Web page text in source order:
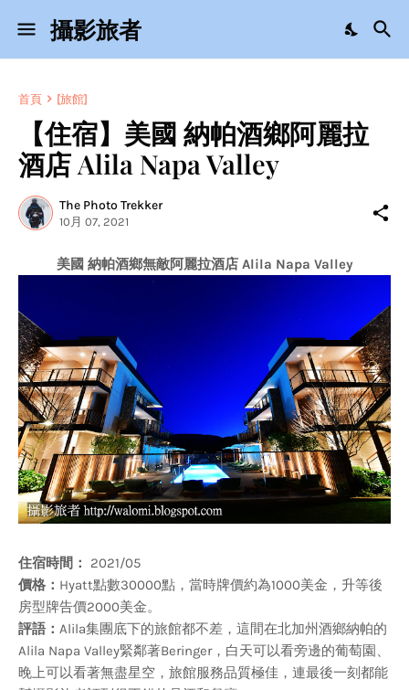
攝影旅者
首頁 [旅館]
【住宿】美國 納帕酒鄉阿麗拉
酒店 Alila Napa Valley
The Photo Trekker
10月 07, 2021
美國 納帕酒鄉無敵阿麗拉酒店 Alila Napa Valley
住宿時間：
2021/05
價格： Hyatt點數30000點，當時牌價約為1000美金，升等後
房型牌告價2000美金。
評語： Alila集團底下的旅館都不差，這間在北加州酒鄉納帕的
Alila Napa Valley緊鄰著Beringer，白天可以看旁邊的葡萄園、
晚上可以看著無盡星空，旅館服務品質極佳，連最後一刻都能